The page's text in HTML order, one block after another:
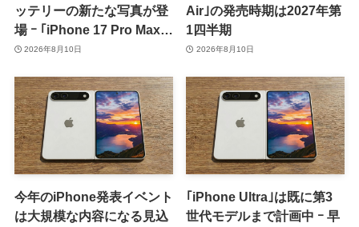
ッテリーの新たな写真が登
場 ｰ ｢iPhone 17 Pro Max｣
からの容量増加を確認
2026年8月10日
Air｣の発売時期は2027年第
1四半期
2026年8月10日
今年のiPhone発表イベント
は大規模な内容になる見込
｢iPhone Ultra｣は既に第3
世代モデルまで計画中 ｰ 早